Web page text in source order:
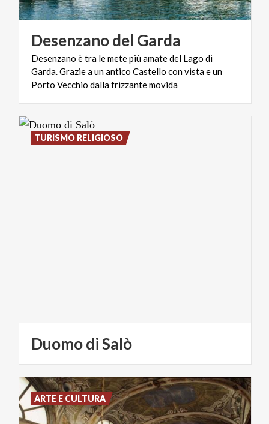
Desenzanodel Garda
Desenzano è tra le mete più amate del Lago di
Garda. Grazie a un antico Castello con vista e un
Porto Vecchio dalla frizzante movida
DuomodiSalò
TURISMO RELIGIOSO
ARTE E CULTURA